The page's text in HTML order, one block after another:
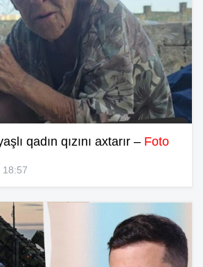
qadın qızını axtarır – Foto
18:57